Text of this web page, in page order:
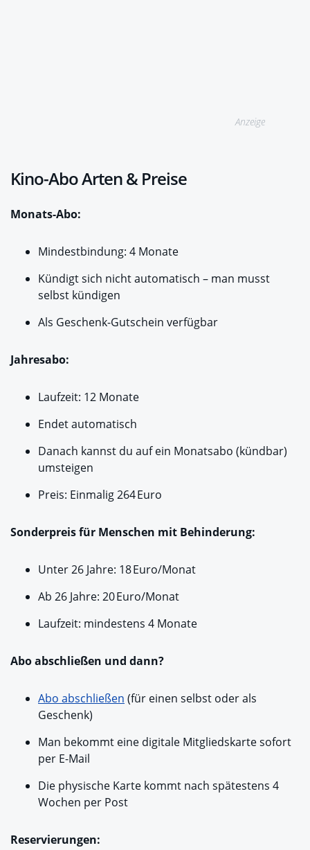
Anzeige
Kino-Abo Arten & Preise
Monats-Abo:
Mindestbindung: 4 Monate
Kündigt sich nicht automatisch – man musst
selbst kündigen
Als Geschenk-Gutschein verfügbar
Jahresabo:
Laufzeit: 12 Monate
Endet automatisch
Danach kannst du auf ein Monatsabo (kündbar)
umsteigen
Preis: Einmalig 264 Euro
Sonderpreis für Menschen mit Behinderung:
Unter 26 Jahre: 18 Euro/Monat
Ab 26 Jahre: 20 Euro/Monat
Laufzeit: mindestens 4 Monate
Abo abschließen und dann?
Abo abschließen (für einen selbst oder als
Geschenk)
Man bekommt eine digitale Mitgliedskarte sofort
per E-Mail
Die physische Karte kommt nach spätestens 4
Wochen per Post
Reservierungen: